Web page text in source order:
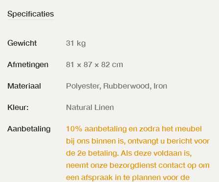
Specificaties
Gewicht 31 kg
Afmetingen 81 × 87 × 82 cm
Materiaal Polyester, Rubberwood, Iron
Kleur: Natural Linen
Aanbetaling
10% aanbetaling en zodra het meubel
bij ons binnen is, ontvangt u bericht voor
de 2e betaling. Als deze voldaan is,
neemt onze bezorgdienst contact op om
een afspraak in te plannen voor de